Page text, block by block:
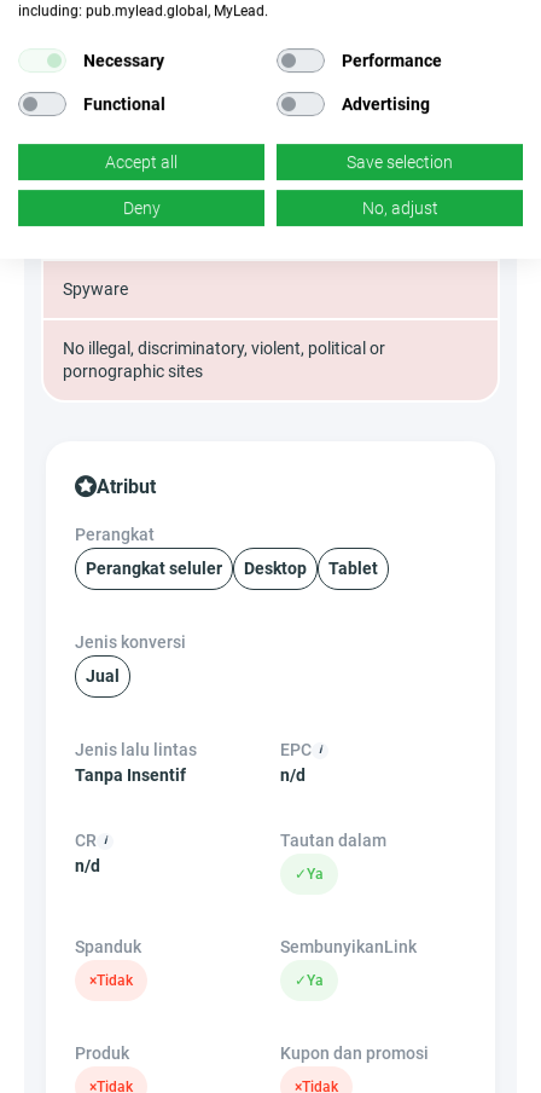
PPC
Banners
Misleading advertising
Adware
Spyware
No illegal, discriminatory, violent, political or
pornographic sites
Atribut
Perangkat
Perangkat seluler
Desktop Tablet
Jenis konversi
Jual
Jenis lalu lintas
Tanpa Insentif
EPC
n/d
CR
n/d
Tautan dalam
✓Ya
Spanduk
×Tidak
SembunyikanLink
✓Ya
Produk
×Tidak
Kupon dan promosi
×Tidak
including: pub.mylead.global, MyLead.
Necessary Performance
Functional Advertising
Accept all Save selection
Deny No, adjust